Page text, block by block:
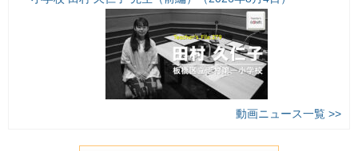
動画ニュース一覧 >>